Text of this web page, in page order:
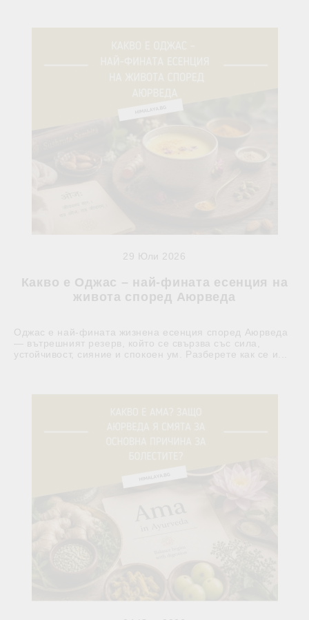
Какво е Оджас – най-фината есенция на
живота според Аюрведа
29 Юли 2026
Оджас е най-фината жизнена есенция според Аюрведа
— вътрешният резерв, който се свързва със сила,
устойчивост, сияние и спокоен ум. Разберете как се и...